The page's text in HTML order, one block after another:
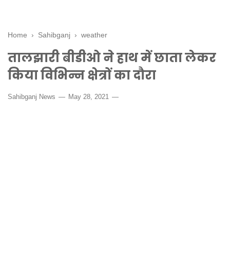
Home › Sahibganj › weather
तालझारी बीडीओ ने हाथ में छाता लेकर
किया विभिन्न क्षेत्रों का दौरा
Sahibganj News May 28, 2021